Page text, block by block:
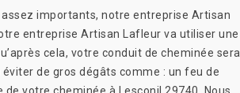
importants, notre entreprise Artisan
entreprise Artisan Lafleur va utiliser une
cela, votre conduit de cheminée sera
de gros dégâts comme : un feu de
votre cheminée à Lesconil 29740. Nous